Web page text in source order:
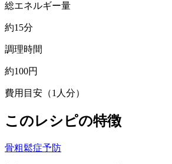
総エネルギー量
約15分
調理時間
約100円
費用目安（1人分）
このレシピの特徴
骨粗鬆症予防